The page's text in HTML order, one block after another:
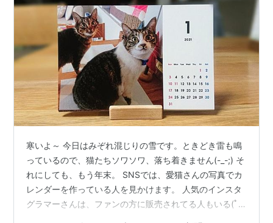
寒いよ～ 今日はみぞれ混じりの雪です。ときどき雷も鳴
っているので、猫たちソワソワ、落ち着きません(-_-;) そ
れにしても、もう年末。 SNSでは、愛猫さんの写真でカ
レンダーを作っている人を見かけます。 人気のインスタ
グラマーさんは、ファンの方に販売されてる人もいる(ﾟ